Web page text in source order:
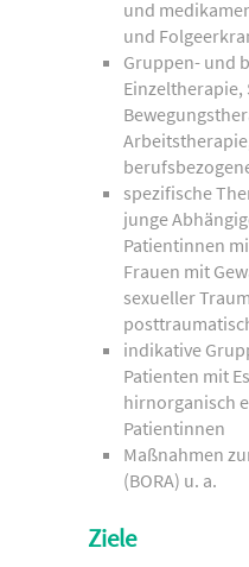
und
und
Gruppen- und
Einzeltherapie,
spezifische
junge
Patientinnen
Frauen mit
sexueller
indikative
Patienten mit
hirnorganisch
Patientinnen
Maßnahmen
(BORA) u. a.
Ziele